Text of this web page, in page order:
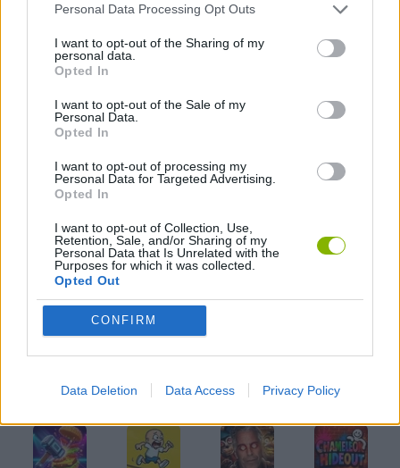
Personal Data Processing Opt Outs
I want to opt-out of the Sharing of my
personal data.
Opted In
I want to opt-out of the Sale of my
Personal Data.
Opted In
I want to opt-out of processing my
Personal Data for Targeted Advertising.
Opted In
I want to opt-out of Collection, Use,
Retention, Sale, and/or Sharing of my
Personal Data that Is Unrelated with the
Purposes for which it was collected.
Opted Out
CONFIRM
Data Deletion Data Access Privacy Policy
JOGOS DE COMIDA
JOGOS DE COZINHA
BESTIAS
JOGOS COM VIDEO GUIAS
Mais recentes Jogos de Ação VER TODOS